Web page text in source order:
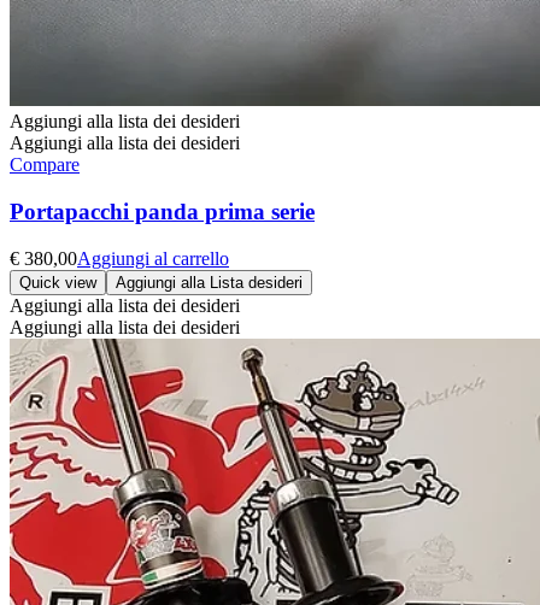
Aggiungi alla lista dei desideri
Aggiungi alla lista dei desideri
Compare
Portapacchi panda prima serie
€ 380,00Aggiungi al carrello
Quick view Aggiungi alla Lista desideri
Aggiungi alla lista dei desideri
Aggiungi alla lista dei desideri